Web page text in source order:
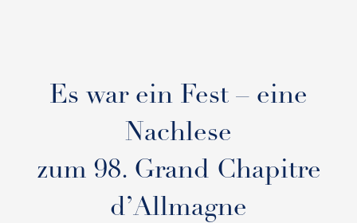
Es war ein Fest – eine
Nachlese
zum 98. Grand Chapitre
d’Allmagne